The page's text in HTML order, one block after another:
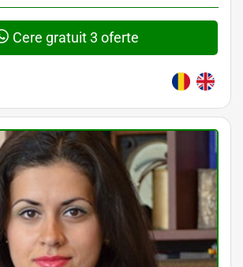
Cere gratuit 3 oferte